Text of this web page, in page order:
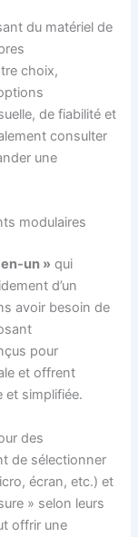
du matériel de
choix,
de fiabilité et
consulter
une
modulaires
un » qui
d’un
avoir besoin de
pour
et offrent
et simplifiée.
des
de sélectionner
écran, etc.) et
» selon leurs
offrir une